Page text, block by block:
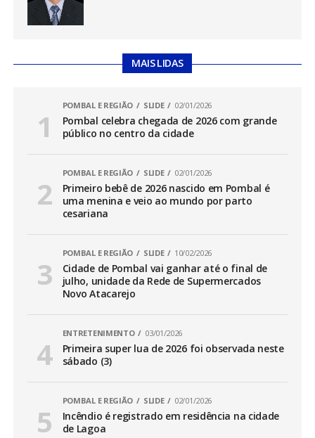
MAIS LIDAS
POMBAL E REGIÃO SLIDE 02/01/2026
Pombal celebra chegada de 2026 com grande
público no centro da cidade
POMBAL E REGIÃO SLIDE 02/01/2026
Primeiro bebê de 2026 nascido em Pombal é
uma menina e veio ao mundo por parto
cesariana
POMBAL E REGIÃO SLIDE 10/02/2026
Cidade de Pombal vai ganhar até o final de
julho, unidade da Rede de Supermercados
Novo Atacarejo
ENTRETENIMENTO 03/01/2026
Primeira super lua de 2026 foi observada neste
sábado (3)
POMBAL E REGIÃO SLIDE 02/01/2026
Incêndio é registrado em residência na cidade
de Lagoa